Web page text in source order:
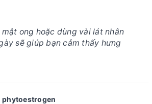
ong hoặc dùng vài lát nhân
sẽ giúp bạn cảm thấy hưng
phytoestrogen